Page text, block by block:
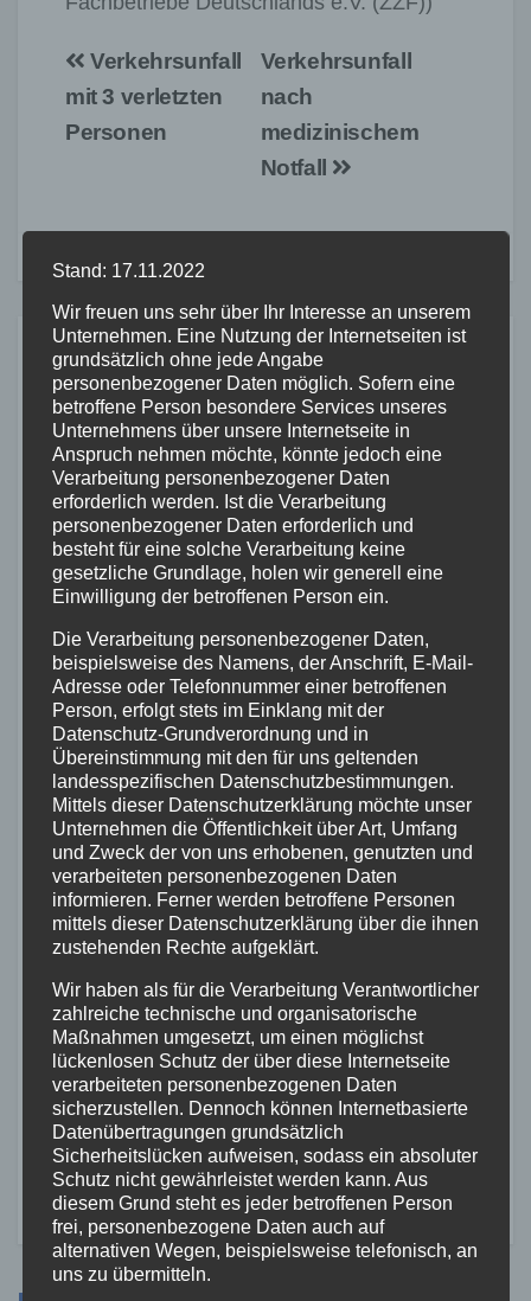
Beitragsnavigation
Verkehrsunfall
nach
medizinischem
Notfall
Verkehrsunfall
mit 3 verletzten
Personen
Related Post
FEUERWEHR RETTUNGSDIENST
WESTERWALD
Großbrand zerstört
Gewerbeimmobilie in
Siershahn –
entstanden
3. AUG. 2026
FEUERWEHR NEUWIED RETTUNGSDIENST
Zwei Jahre Ersthelfer-
System: Rund 50 Einsätze in
der VG Asbach
2. AUG. 2026
ALTENKIRCHEN FEUERWEHR POLIZEI
RETTUNGSDIENST
Rauchentwicklung hinter
leerstehendem Gebäude
sorgt für Feuerwehreinsatz
2. AUG. 2026
Stand: 17.11.2022
Wir freuen uns sehr über Ihr Interesse an unserem
Unternehmen. Eine Nutzung der Internetseiten ist
grundsätzlich ohne jede Angabe
personenbezogener Daten möglich. Sofern eine
betroffene Person besondere Services unseres
Unternehmens über unsere Internetseite in
Anspruch nehmen möchte, könnte jedoch eine
Verarbeitung personenbezogener Daten
erforderlich werden. Ist die Verarbeitung
personenbezogener Daten erforderlich und
besteht für eine solche Verarbeitung keine
gesetzliche Grundlage, holen wir generell eine
Einwilligung der betroffenen Person ein.
Die Verarbeitung personenbezogener Daten,
beispielsweise des Namens, der Anschrift, E-Mail-
Adresse oder Telefonnummer einer betroffenen
Person, erfolgt stets im Einklang mit der
Datenschutz-Grundverordnung und in
Übereinstimmung mit den für uns geltenden
landesspezifischen Datenschutzbestimmungen.
Mittels dieser Datenschutzerklärung möchte unser
Unternehmen die Öffentlichkeit über Art, Umfang
und Zweck der von uns erhobenen, genutzten und
verarbeiteten personenbezogenen Daten
informieren. Ferner werden betroffene Personen
mittels dieser Datenschutzerklärung über die ihnen
zustehenden Rechte aufgeklärt.
Wir haben als für die Verarbeitung Verantwortlicher
zahlreiche technische und organisatorische
Maßnahmen umgesetzt, um einen möglichst
lückenlosen Schutz der über diese Internetseite
verarbeiteten personenbezogenen Daten
sicherzustellen. Dennoch können Internetbasierte
Datenübertragungen grundsätzlich
Sicherheitslücken aufweisen, sodass ein absoluter
Schutz nicht gewährleistet werden kann. Aus
diesem Grund steht es jeder betroffenen Person
frei, personenbezogene Daten auch auf
alternativen Wegen, beispielsweise telefonisch, an
uns zu übermitteln.